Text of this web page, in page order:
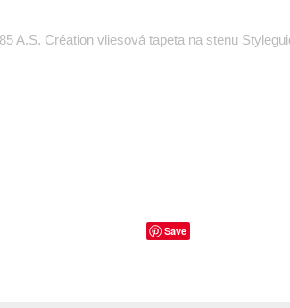
A.S. Création vliesová tapeta na stenu
Save